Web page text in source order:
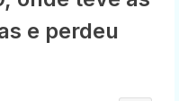
e perdeu